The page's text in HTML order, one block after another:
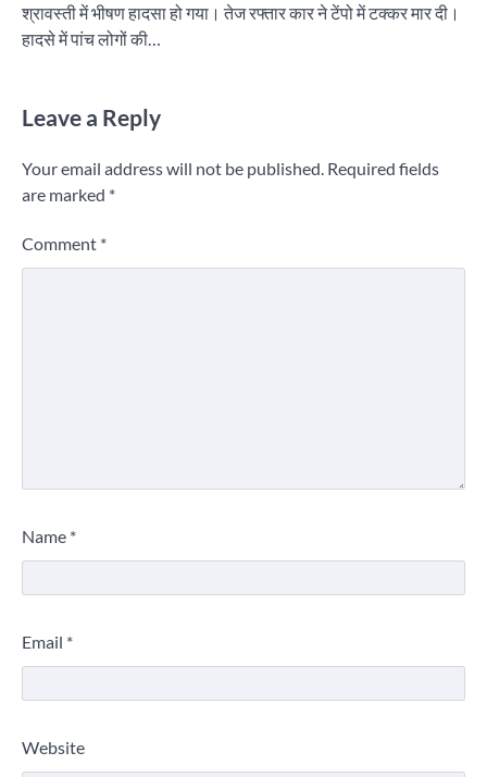
श्रावस्ती में भीषण हादसा हो गया। तेज रफ्तार कार ने टेंपो में टक्कर मार दी।
हादसे में पांच लोगों की…
Leave a Reply
Your email address will not be published. Required fields
are marked *
Comment *
Name *
Email *
Website